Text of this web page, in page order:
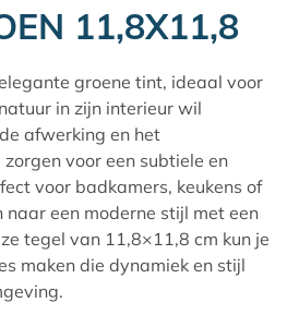
11,8X11,8
groene tint, ideaal voor
in zijn interieur wil
afwerking en het
voor een subtiele en
voor badkamers, keukens of
naar een moderne stijl met een
tegel van 11,8×11,8 cm kun je
maken die dynamiek en stijl